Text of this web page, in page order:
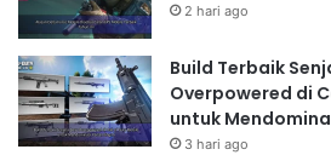
2 hari ago
Build Terbaik
Overpowered di
untuk
3 hari ago